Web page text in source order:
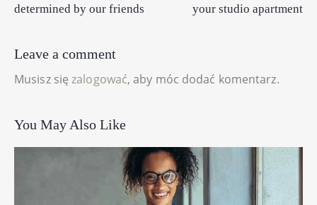
determined by our friends
your studio apartment
Leave a comment
Musisz sięzalogować, aby móc dodać komentarz.
You May Also Like